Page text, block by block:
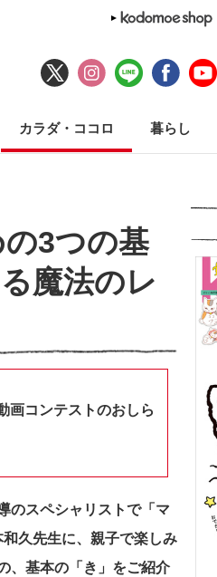
カラダ・ココロ 暮らし
3つの基
魔法のレ
画コンテストのおしら
のスペシャリストで「マ
久先生に、親子で楽しみ
、基本の「き」をご紹介